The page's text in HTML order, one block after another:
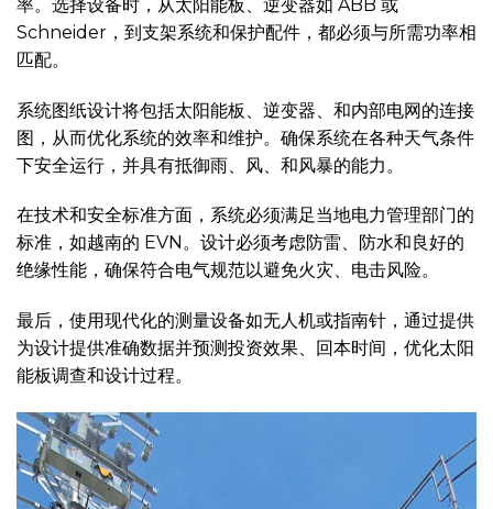
率。选择设备时，从太阳能板、逆变器如 ABB 或
Schneider，到支架系统和保护配件，都必须与所需功率相
匹配。
系统图纸设计将包括太阳能板、逆变器、和内部电网的连接
图，从而优化系统的效率和维护。确保系统在各种天气条件
下安全运行，并具有抵御雨、风、和风暴的能力。
在技术和安全标准方面，系统必须满足当地电力管理部门的
标准，如越南的 EVN。设计必须考虑防雷、防水和良好的
绝缘性能，确保符合电气规范以避免火灾、电击风险。
最后，使用现代化的测量设备如无人机或指南针，通过提供
为设计提供准确数据并预测投资效果、回本时间，优化太阳
能板调查和设计过程。